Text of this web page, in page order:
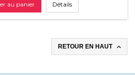
au panier Détails
RETOUR EN HAUT 